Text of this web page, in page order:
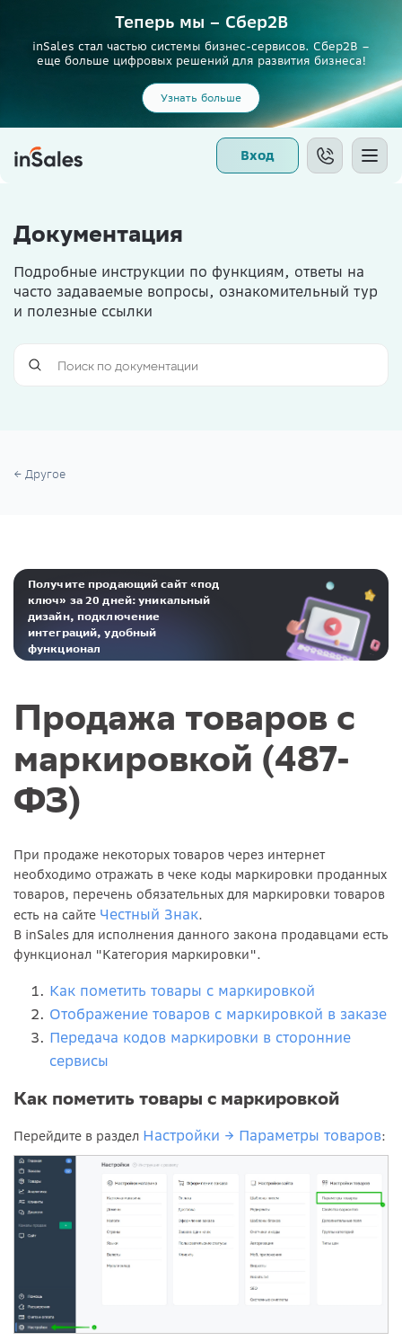
Теперь мы – Сбер2B
inSales стал частью системы бизнес-сервисов. Сбер2В –
еще больше цифровых решений для развития бизнеса!
Узнать больше
Вход
Документация
Подробные инструкции по функциям, ответы на
часто задаваемые вопросы, ознакомительный тур
и полезные ссылки
Другое
Получите продающий сайт «под
ключ» за 20 дней: уникальный
дизайн, подключение
интеграций, удобный
функционал
Продажа товаров с
маркировкой (487-
ФЗ)
При продаже некоторых товаров через интернет
необходимо отражать в чеке коды маркировки проданных
товаров, перечень обязательных для маркировки товаров
есть на сайте Честный Знак.
В inSales для исполнения данного закона продавцами есть
функционал "Категория маркировки".
Как пометить товары с маркировкой
Отображение товаров с маркировкой в заказе
Передача кодов маркировки в сторонние
сервисы
Как пометить товары с маркировкой
Перейдите в раздел Настройки → Параметры товаров: